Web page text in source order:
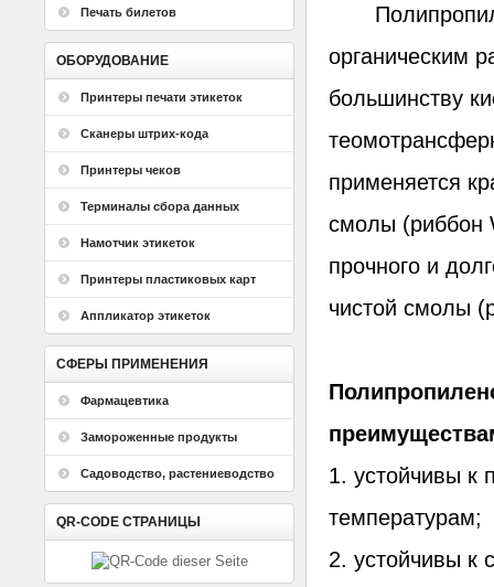
Печать билетов
ОБОРУДОВАНИЕ
Принтеры печати этикеток
Сканеры штрих-кода
Принтеры чеков
Терминалы сбора данных
Намотчик этикеток
Принтеры пластиковых карт
Аппликатор этикеток
СФЕРЫ ПРИМЕНЕНИЯ
Фармацевтика
Замороженные продукты
Садоводство, растениеводство
QR-CODE СТРАНИЦЫ
органическим
большинству
применяется
смолы (риббон
прочного и
чистой смолы
1. устойчивы
температурам;
2. устойчивы к